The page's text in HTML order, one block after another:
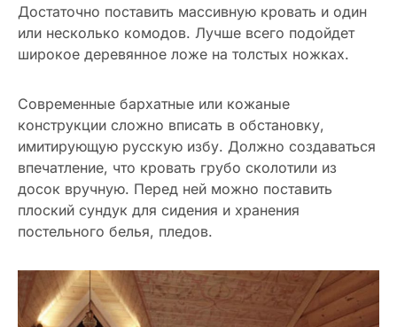
Достаточно поставить массивную кровать и один
или несколько комодов. Лучше всего подойдет
широкое деревянное ложе на толстых ножках.
Современные бархатные или кожаные
конструкции сложно вписать в обстановку,
имитирующую русскую избу. Должно создаваться
впечатление, что кровать грубо сколотили из
досок вручную. Перед ней можно поставить
плоский сундук для сидения и хранения
постельного белья, пледов.